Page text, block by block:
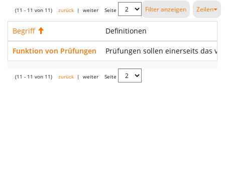
(11 - 11 von 11) zurück | weiter Seite Filter anzeigen Zeilen
Begriff Definitionen
Funktion von Prüfungen Prüfungen sollen einerseits das
(11 - 11 von 11) zurück | weiter Seite